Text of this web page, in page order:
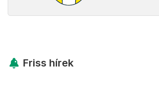
Friss hírek